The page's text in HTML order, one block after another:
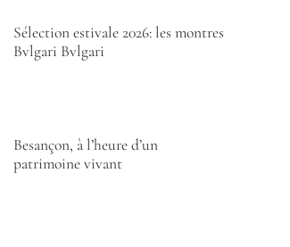
Sélection estivale 2026: les montres
Bvlgari Bvlgari
Besançon, à l’heure d’un
patrimoine vivant